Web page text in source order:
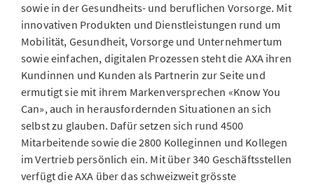
sowie in der Gesundheits- und beruflichen Vorsorge. Mit
innovativen Produkten und Dienstleistungen rund um
Mobilität, Gesundheit, Vorsorge und Unternehmertum
sowie einfachen, digitalen Prozessen steht die AXA ihren
Kundinnen und Kunden als Partnerin zur Seite und
ermutigt sie mit ihrem Markenversprechen «Know You
Can», auch in herausfordernden Situationen an sich
selbst zu glauben. Dafür setzen sich rund 4500
Mitarbeitende sowie die 2800 Kolleginnen und Kollegen
im Vertrieb persönlich ein. Mit über 340 Geschäftsstellen
verfügt die AXA über das schweizweit grösste